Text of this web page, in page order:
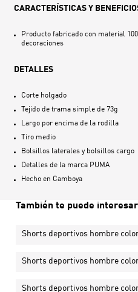
CARACTERÍSTICAS Y
Producto fabricado con material
decoraciones
DETALLES
Corte holgado
Tejido de trama simple de 73g
Largo por encima de la rodilla
Tiro medio
Bolsillos laterales y bolsillos cargo
Detalles de la marca PUMA
Hecho en Camboya
También te puede interesar
Shorts deportivos hombre
Shorts deportivos hombre
Shorts deportivos hombre